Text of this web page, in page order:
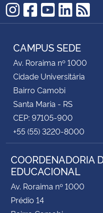
Secretaria-Geral
Gabinete de Segurança Institucional
Advocacia-Geral da União
Banco Central do Brasil
Planalto
Instagram
Facebook
YouTube
CAMPUS SEDE
Av. Roraima nº 1000
Cidade Universitária
Bairro Camobi
Santa Maria - RS
CEP: 97105-900
+55 (55) 3220-8000
COORDENADORIA
EDUCACIONAL
Av. Roraima nº 1000
Prédio 14